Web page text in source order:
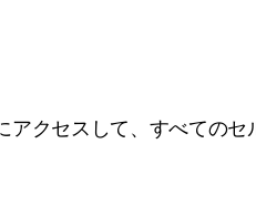
クセスして、すべての